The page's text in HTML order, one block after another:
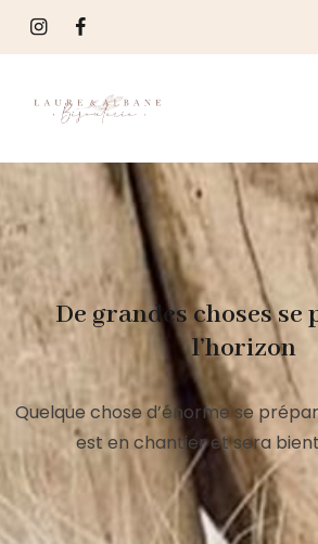
De grandes choses
l’horizon
Quelque chose d’énorme se
est en chantier et sera